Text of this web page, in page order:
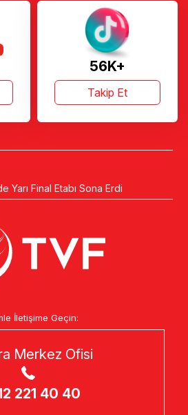
56K+
Takip Et
Yarı Final Etabı Sona Erdi
İletişime Geçin:
Merkez Ofisi
221 40 40